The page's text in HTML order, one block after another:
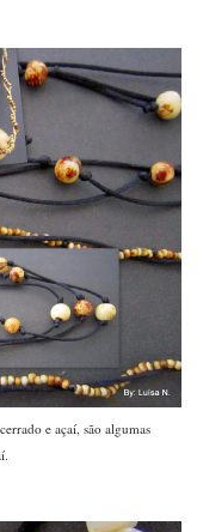
e açaí, são algumas